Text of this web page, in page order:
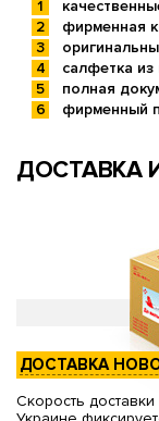
фирменная
салфетка
полная
фирменный
ДОСТАВКА
ДОСТАВКА
Скорость